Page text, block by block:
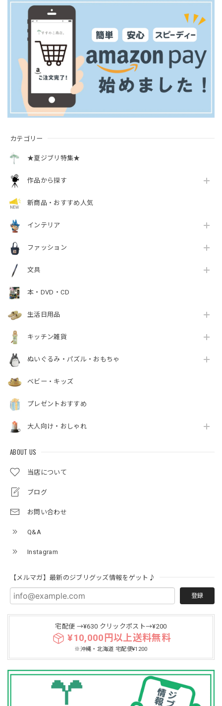
カテゴリー
★夏ジブリ特集★
作品から探す
新商品・おすすめ人気
インテリア
ファッション
文具
本・DVD・CD
生活日用品
キッチン雑貨
ぬいぐるみ・パズル・おもちゃ
ベビー・キッズ
プレゼントおすすめ
大人向け・おしゃれ
ABOUT US
当店について
ブログ
お問い合わせ
Q&A
Instagram
【メルマガ】最新のジブリグッズ情報をゲット♪
登録
宅配便 →¥630 クリックポスト→¥200
¥10,000円以上送料無料
※沖縄・北海道 宅配便¥1200